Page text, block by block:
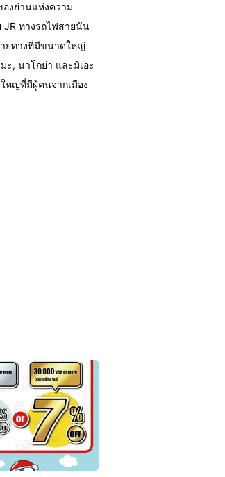
องย่านแห่งความ
JR ทางรถไฟสายนัน
ยทางที่มีขนาดใหญ่
ะ, นาโกย่า และมิเอะ
หญ่ที่มีผู้คนจากเมือง